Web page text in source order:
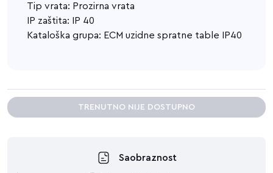
Tip vrata: Prozirna vrata
IP zaštita: IP 40
Kataloška grupa: ECM uzidne spratne table IP40
TRENUTNO NIJE DOSTUPNO
Saobraznost